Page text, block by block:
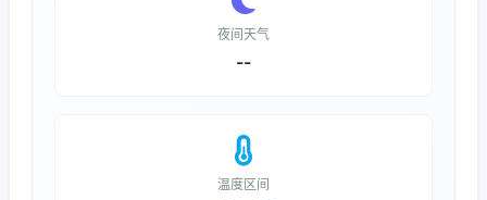
夜间天气
--
温度区间